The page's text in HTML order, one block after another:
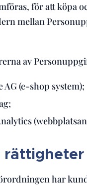
för att köpa
mellan
av
AG (e-shop system);
rättigheter
har